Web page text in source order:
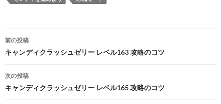
投
稿
ナ
ビ
前の投稿
キャンディクラッシュゼリー レベル163 攻略のコツ
次の投稿
キャンディクラッシュゼリー レベル165 攻略のコツ